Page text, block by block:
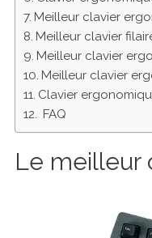
Meilleur clavier
Meilleur clavier
Meilleur clavier
Meilleur clavier
Clavier
FAQ
Le meilleur